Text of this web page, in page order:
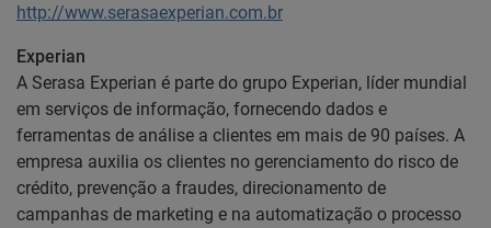
http://www.serasaexperian.com.br
Experian
A Serasa Experian é parte do grupo Experian, líder mundial
em serviços de informação, fornecendo dados e
ferramentas de análise a clientes em mais de 90 países. A
empresa auxilia os clientes no gerenciamento do risco de
crédito, prevenção a fraudes, direcionamento de
campanhas de marketing e na automatização o processo